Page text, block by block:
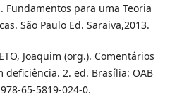
Fundamentos para uma Teoria
São Paulo Ed. Saraiva,2013.
Joaquim (org.). Comentários
deficiência. 2. ed. Brasília: OAB
65-5819-024-0.